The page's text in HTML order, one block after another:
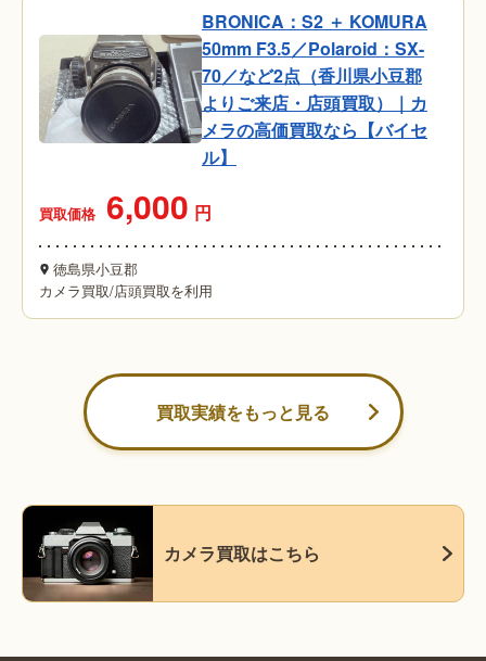
BRONICA：S2 ＋ KOMURA
50mm F3.5／Polaroid：SX-
70／など2点（香川県小豆郡
よりご来店・店頭買取）｜カ
メラの高価買取なら【バイセ
ル】
買取価格 6,000 円
徳島県小豆郡
カメラ買取/店頭買取を利用
買取実績をもっと見る
カメラ買取はこちら